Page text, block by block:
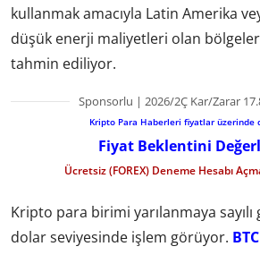
kullanmak amacıyla Latin Amerika
düşük enerji maliyetleri olan
tahmin ediliyor.
Sponsorlu | 2026/2Ç Kar/Zarar
Kripto Para Haberleri fiyatlar
Fiyat Beklentini
Ücretsiz (FOREX) Deneme Hesabı
Kripto para birimi yarılanmaya
dolar seviyesinde işlem görüyor. BTC